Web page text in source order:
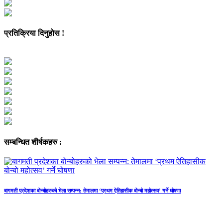
प्रतिक्रिया दिनुहोस !
सम्बन्धित शीर्षकहरु :
बागमती प्रदेशका बोन्बोहरुको भेला सम्पन्न: तेमालमा ‘प्रथम ऐतिहासीक बोन्बो महोत्सव’ गर्ने घोषणा